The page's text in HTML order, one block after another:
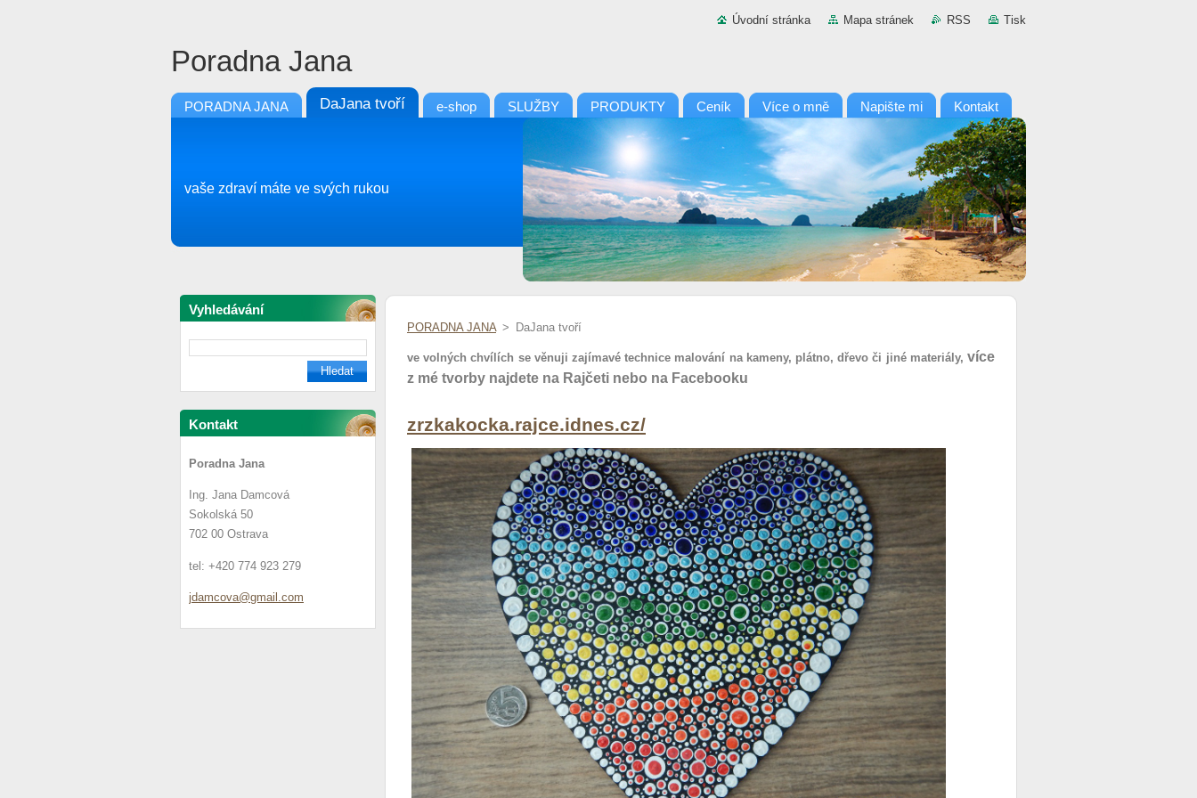
Úvodní stránka Mapa stránek RSS Tisk
Poradna Jana
PORADNA JANA DaJana tvoří e-shop SLUŽBY PRODUKTY Ceník Více o mně Napište mi Kontakt
vaše zdraví máte ve svých rukou
Vyhledávání
Kontakt
Poradna Jana
Ing. Jana Damcová
Sokolská 50
702 00 Ostrava
tel: +420 774 923 279
jdamcova@gmail.com
PORADNA JANA > DaJana tvoří
ve volných chvílích se věnuji zajímavé technice malování na kameny, plátno, dřevo či jiné materiály, více
z mé tvorby najdete na Rajčeti nebo na Facebooku
zrzkakocka.rajce.idnes.cz/